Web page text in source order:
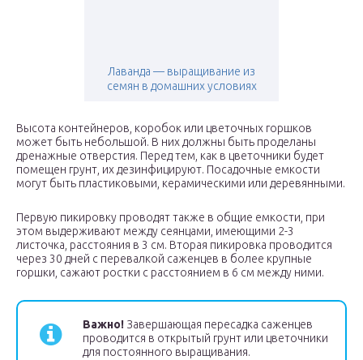
Лаванда — выращивание из
семян в домашних условиях
Высота контейнеров, коробок или цветочных горшков
может быть небольшой. В них должны быть проделаны
дренажные отверстия. Перед тем, как в цветочники будет
помещен грунт, их дезинфицируют. Посадочные емкости
могут быть пластиковыми, керамическими или деревянными.
Первую пикировку проводят также в общие емкости, при
этом выдерживают между сеянцами, имеющими 2-3
листочка, расстояния в 3 см. Вторая пикировка проводится
через 30 дней с перевалкой саженцев в более крупные
горшки, сажают ростки с расстоянием в 6 см между ними.
Важно! Завершающая пересадка саженцев
проводится в открытый грунт или цветочники
для постоянного выращивания.